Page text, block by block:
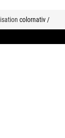
colornativ /